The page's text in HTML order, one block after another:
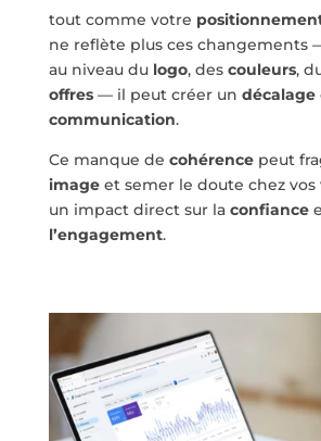
tout comme votre
ne reflète plus ces changements
au niveau du logo, des couleurs,
offres— il peut créer un décalage
communication.
Ce manque de cohérencepeut
imageet semer le doute chez vos
un impact direct sur la confiance
l’engagement.